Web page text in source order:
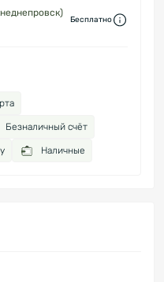
Бесплатно
Безналичный счёт
Наличные